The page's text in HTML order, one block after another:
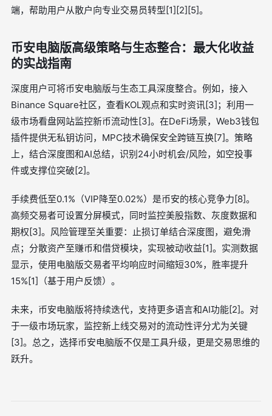
端，帮助用户从散户向专业交易员转型[1][2][5]。
币安电脑版高级策略与生态整合：最大化收益
的实战指南
深度用户可将币安电脑版与生态工具深度整合。例如，接入
Binance Square社区，查看KOL观点和实时资讯[3]；利用一
级市场看盘网站监控新币流动性[3]。在DeFi场景，Web3钱包
插件提供无私钥访问，MPC技术确保安全跨链互换[7]。策略
上，结合深度图和AI总结，识别24小时机会/风险，如空投事
件或支撑位突破[2]。
手续费低至0.1%（VIP降至0.02%）是币安的核心竞争力[8]。
高频交易者可设置分屏模式，同时监控美股指数、灰度数据和
期权[3]。风险管理至关重要：止损订单结合深度图，避免滑
点；分散资产至赚币和借贷模块，实现被动收益[1]。实测数据
显示，使用电脑版交易者平均响应时间缩短30%，胜率提升
15%[1]（基于用户反馈）。
未来，币安电脑版将持续迭代，支持更多语言和AI功能[2]。对
于一级市场玩家，监控新上线交易对的流动性评分尤为关键
[3]。总之，选择币安电脑版不仅是工具升级，更是交易思维的
跃升。